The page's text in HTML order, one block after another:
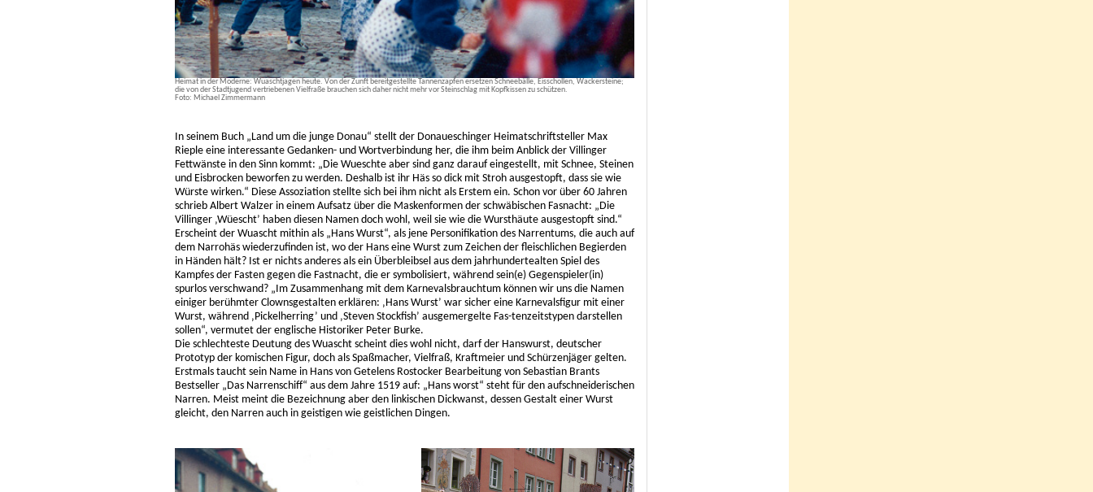
Heimat in der Moderne: Wuaschtjagen heute. Von der Zunft bereitgestellte Tannenzapfen ersetzen Schneebälle, Eisschollen, Wackersteine;
die von der Stadtjugend vertriebenen Vielfraße brauchen sich daher nicht mehr vor Steinschlag mit Kopfkissen zu schützen.
Foto: Michael Zimmermann
In seinem Buch „Land um die junge Donau“ stellt der Donaueschinger Heimatschriftsteller Max
Rieple eine interessante Gedanken- und Wortverbindung her, die ihm beim Anblick der Villinger
Fettwänste in den Sinn kommt: „Die Wueschte aber sind ganz darauf eingestellt, mit Schnee, Steinen
und Eisbrocken beworfen zu werden. Deshalb ist ihr Häs so dick mit Stroh ausgestopft, dass sie wie
Würste wirken.“ Diese Assoziation stellte sich bei ihm nicht als Erstem ein. Schon vor über 60 Jahren
schrieb Albert Walzer in einem Aufsatz über die Maskenformen der schwäbischen Fasnacht: „Die
Villinger ‚Wüescht’ haben diesen Namen doch wohl, weil sie wie die Wursthäute ausgestopft sind.“
Erscheint der Wuascht mithin als „Hans Wurst“, als jene Personifikation des Narrentums, die auch auf
dem Narrohäs wiederzufinden ist, wo der Hans eine Wurst zum Zeichen der fleischlichen Begierden
in Händen hält? Ist er nichts anderes als ein Überbleibsel aus dem jahrhundertealten Spiel des
Kampfes der Fasten gegen die Fastnacht, die er symbolisiert, während sein(e) Gegenspieler(in)
spurlos verschwand? „Im Zusammenhang mit dem Karnevalsbrauchtum können wir uns die Namen
einiger berühmter Clownsgestalten erklären: ‚Hans Wurst’ war sicher eine Karnevalsfigur mit einer
Wurst, während ‚Pickelherring’ und ‚Steven Stockfish’ ausgemergelte Fas-tenzeitstypen darstellen
sollen“, vermutet der englische Historiker Peter Burke.
Die schlechteste Deutung des Wuascht scheint dies wohl nicht, darf der Hanswurst, deutscher
Prototyp der komischen Figur, doch als Spaßmacher, Vielfraß, Kraftmeier und Schürzenjäger gelten.
Erstmals taucht sein Name in Hans von Getelens Rostocker Bearbeitung von Sebastian Brants
Bestseller „Das Narrenschiff“ aus dem Jahre 1519 auf: „Hans worst“ steht für den aufschneiderischen
Narren. Meist meint die Bezeichnung aber den linkischen Dickwanst, dessen Gestalt einer Wurst
gleicht, den Narren auch in geistigen wie geistlichen Dingen.